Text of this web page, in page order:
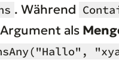
. Während
als